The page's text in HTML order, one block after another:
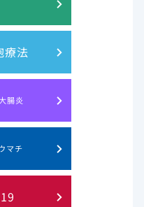
時までのウイルス学
）（海外データ）
おいて、投与開始240週の
成功率は欠測値除外
療法
腸炎
マチ